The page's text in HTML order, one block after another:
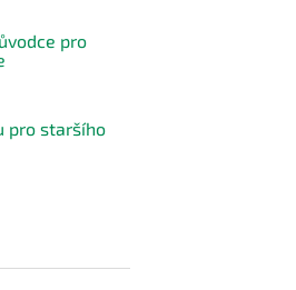
pro
pro staršího